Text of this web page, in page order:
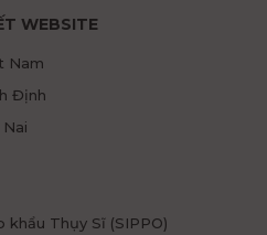
WEBSITE
Nam
Định
khẩu Thụy Sĩ (SIPPO)